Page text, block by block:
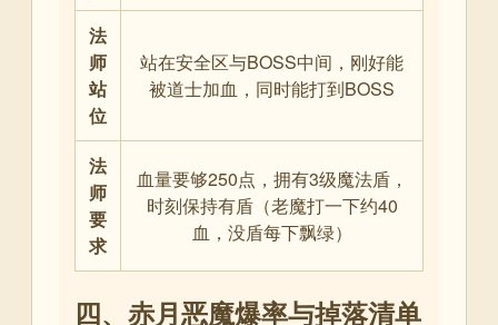
法
师
站
位
站在安全区与BOSS中间，刚好能
被道士加血，同时能打到BOSS
法
师
要
求
血量要够250点，拥有3级魔法盾，
时刻保持有盾（老魔打一下约40
血，没盾每下飘绿）
四、赤月恶魔爆率与掉落清单